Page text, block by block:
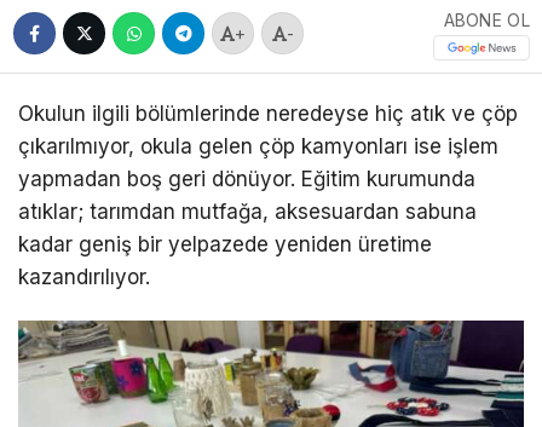
+ -
ABONE OL
Okulun ilgili bölümlerinde neredeyse hiç atık ve çöp
çıkarılmıyor, okula gelen çöp kamyonları ise işlem
yapmadan boş geri dönüyor. Eğitim kurumunda
atıklar; tarımdan mutfağa, aksesuardan sabuna
kadar geniş bir yelpazede yeniden üretime
kazandırılıyor.